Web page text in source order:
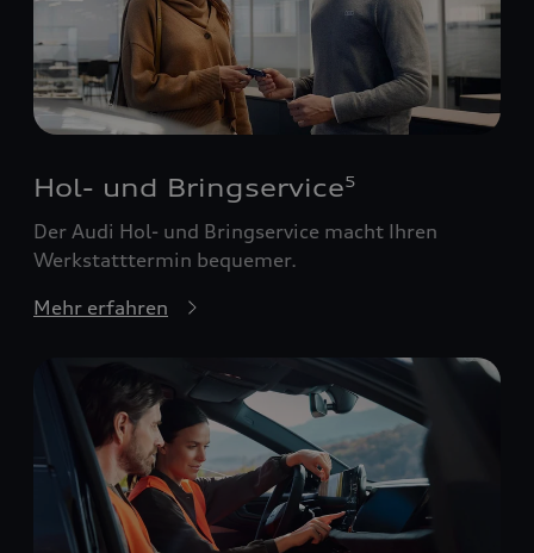
Hol- und Bringservice5
Der Audi Hol- und Bringservice macht Ihren
Werkstatttermin bequemer.
Mehr erfahren